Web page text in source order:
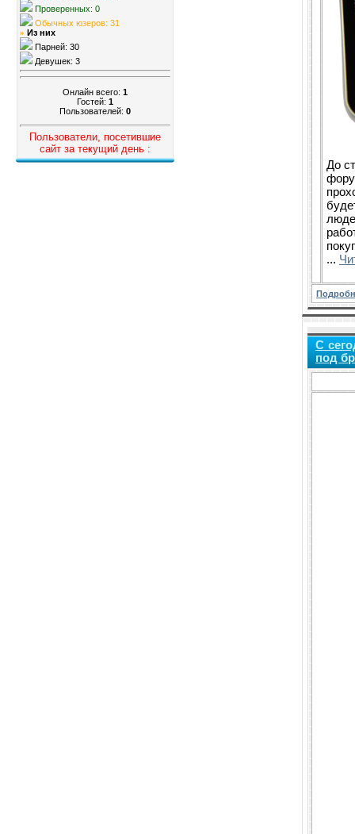
Проверенных: 0
Обычных юзеров: 31
» Из них
Парней: 30
Девушек: 3
Онлайн всего: 1
Гостей: 1
Пользователей: 0
Пользователи, посетившие
сайт за текущий день :
До
...
С
под